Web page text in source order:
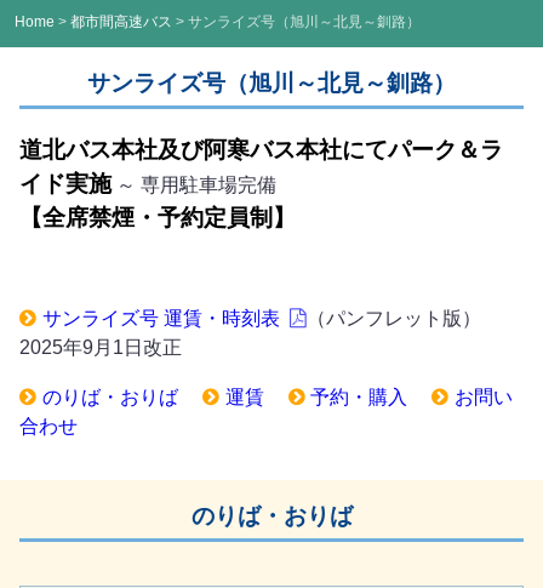
Home > 都市間高速バス > サンライズ号（旭川～北見～釧路）
サンライズ号（旭川～北見～釧路）
道北バス本社及び阿寒バス本社にてパーク＆ラ
イド実施～ 専用駐車場完備
【全席禁煙・予約定員制】
サンライズ号 運賃・時刻表
（パンフレット版）
2025年9月1日改正
のりば・おりば 運賃 予約・購入
お問い
合わせ
のりば・おりば